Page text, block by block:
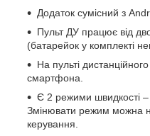
Додаток сумісний з
Пульт ДУ працює від
(батарейок у комплекті
На пульті
смартфона.
Є 2 режими швидкості –
Змінювати режим можна
керування.